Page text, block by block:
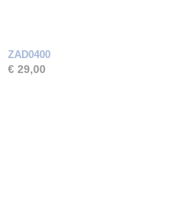
ZAD0400
€ 29,00